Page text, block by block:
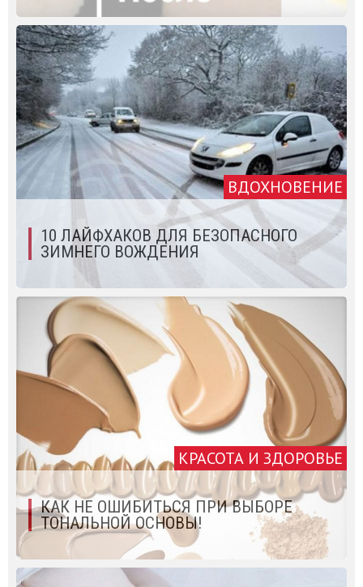
ВДОХНОВЕНИЕ
10 ЛАЙФХАКОВ ДЛЯ БЕЗОПАСНОГО
ЗИМНЕГО ВОЖДЕНИЯ
КРАСОТА И ЗДОРОВЬЕ
КАК НЕ ОШИБИТЬСЯ ПРИ ВЫБОРЕ
ТОНАЛЬНОЙ ОСНОВЫ!